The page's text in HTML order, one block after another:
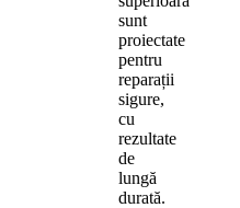
sunt
proiectate
pentru
reparații
sigure,
cu
rezultate
de
lungă
durată.